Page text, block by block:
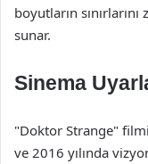
boyutların
sunar.
Sinema
"Doktor Strange"
ve 2016 yılında